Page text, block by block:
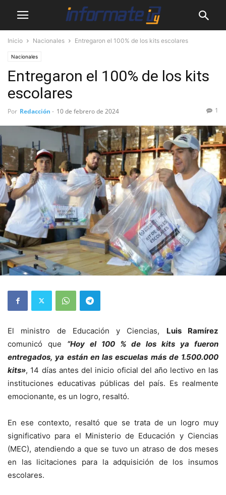
Inicio Nacionales Entregaron el 100% de los kits escolares
Nacionales
Entregaron el 100% de los kits
escolares
Por Redacción - 10 de febrero de 2024 1
El ministro de Educación y Ciencias, Luis Ramírez
comunicó que “Hoy el 100 % de los kits ya fueron
entregados, ya están en las escuelas más de 1.500.000
kits», 14 días antes del inicio oficial del año lectivo en las
instituciones educativas públicas del país. Es realmente
emocionante, es un logro, resaltó.
En ese contexto, resaltó que se trata de un logro muy
significativo para el Ministerio de Educación y Ciencias
(MEC), atendiendo a que se tuvo un atraso de dos meses
en las licitaciones para la adquisición de los insumos
escolares.